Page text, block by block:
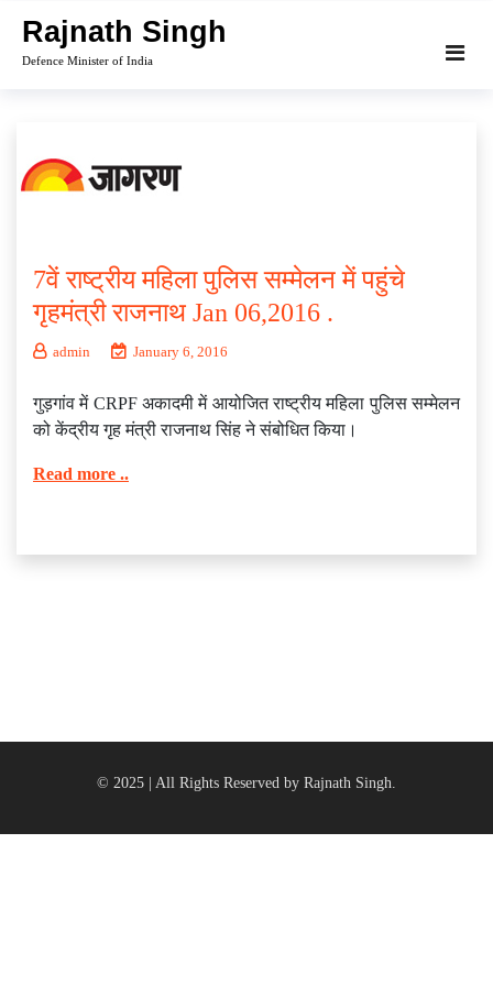
content
Rajnath Singh
Defence Minister of India
7वें राष्ट्रीय महिला पुलिस सम्मेलन में पहुंचे
गृहमंत्री राजनाथ Jan 06,2016 .
admin January 6, 2016
गुड़गांव में CRPF अकादमी में आयोजित राष्ट्रीय महिला पुलिस सम्मेलन
को केंद्रीय गृह मंत्री राजनाथ सिंह ने संबोधित किया।
Read more ..
© 2025 | All Rights Reserved by Rajnath Singh.